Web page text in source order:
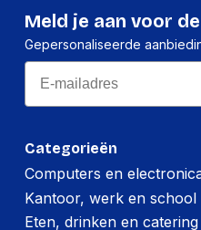
Categorieën
Computers en
Kantoor, werk en school
Eten, drinken en catering
Meld je aan voor
Gepersonaliseerde
Email